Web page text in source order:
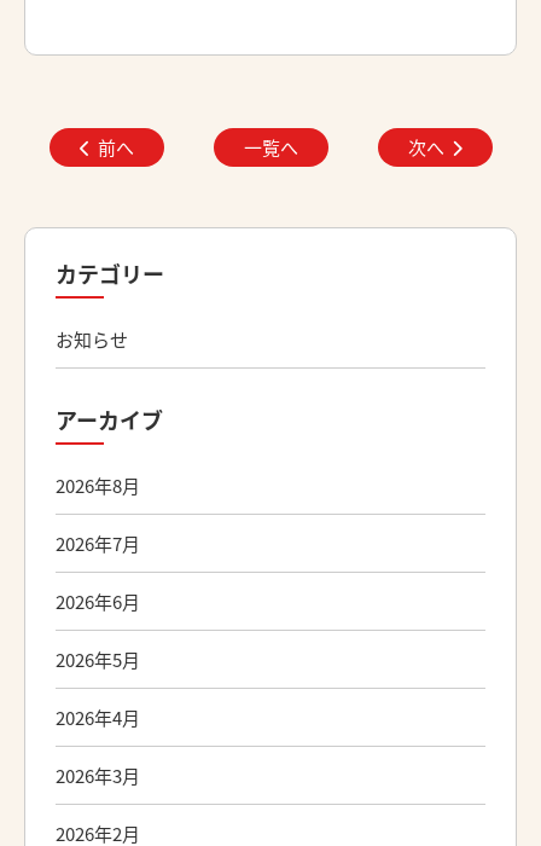
前へ 一覧へ 次へ
カテゴリー
お知らせ
アーカイブ
2026年8月
2026年7月
2026年6月
2026年5月
2026年4月
2026年3月
2026年2月